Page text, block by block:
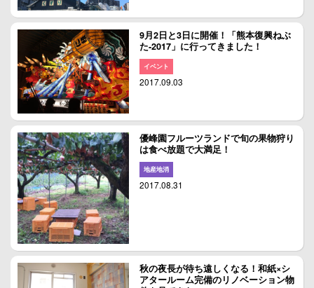
9月2日と3日に開催！「熊本復興ねぶ
た-2017」に行ってきました！
イベント
2017.09.03
優峰園フルーツランドで旬の果物狩り
は食べ放題で大満足！
地産地消
2017.08.31
秋の夜長が待ち遠しくなる！和紙×シ
アタールーム完備のリノベーション物